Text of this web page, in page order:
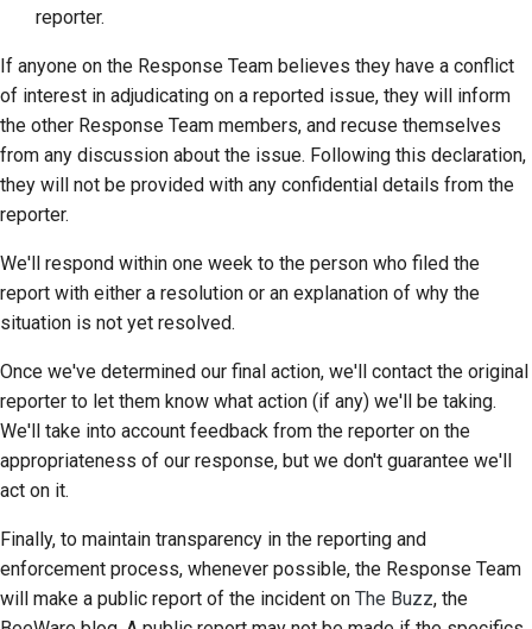
reporter.
If anyone on the Response Team believes they have a conflict
of interest in adjudicating on a reported issue, they will inform
the other Response Team members, and recuse themselves
from any discussion about the issue. Following this declaration,
they will not be provided with any confidential details from the
reporter.
We'll respond within one week to the person who filed the
report with either a resolution or an explanation of why the
situation is not yet resolved.
Once we've determined our final action, we'll contact the original
reporter to let them know what action (if any) we'll be taking.
We'll take into account feedback from the reporter on the
appropriateness of our response, but we don't guarantee we'll
act on it.
Finally, to maintain transparency in the reporting and
enforcement process, whenever possible, the Response Team
will make a public report of the incident on The Buzz, the